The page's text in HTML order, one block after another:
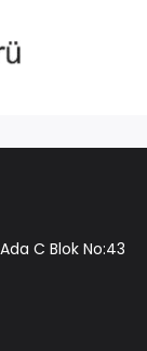
C Blok No:43